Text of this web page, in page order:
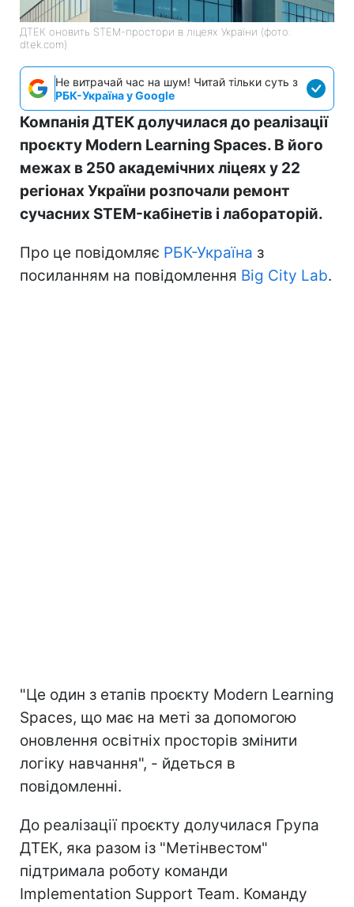
ДТЕК оновить STEM-простори в ліцеях України (фото:
dtek.com)
Не витрачай час на шум! Читай тільки суть з
РБК-Україна у Google
Компанія ДТЕК долучилася до реалізації
проєкту Modern Learning Spaces. В його
межах в 250 академічних ліцеях у 22
регіонах України розпочали ремонт
сучасних STEM-кабінетів і лабораторій.
Про це повідомляє РБК-Україна з
посиланням на повідомлення Big City Lab.
"Це один з етапів проєкту Modern Learning
Spaces, що має на меті за допомогою
оновлення освітніх просторів змінити
логіку навчання", - йдеться в
повідомленні.
До реалізації проєкту долучилася Група
ДТЕК, яка разом із "Метінвестом"
підтримала роботу команди
Implementation Support Team. Команду